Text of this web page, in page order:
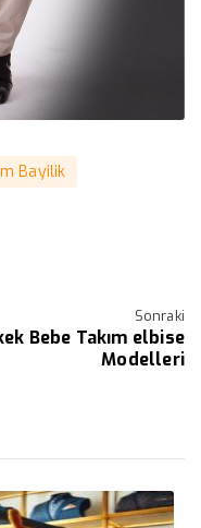
Bayilik
Sonraki
Bebe Takım elbise
Modelleri